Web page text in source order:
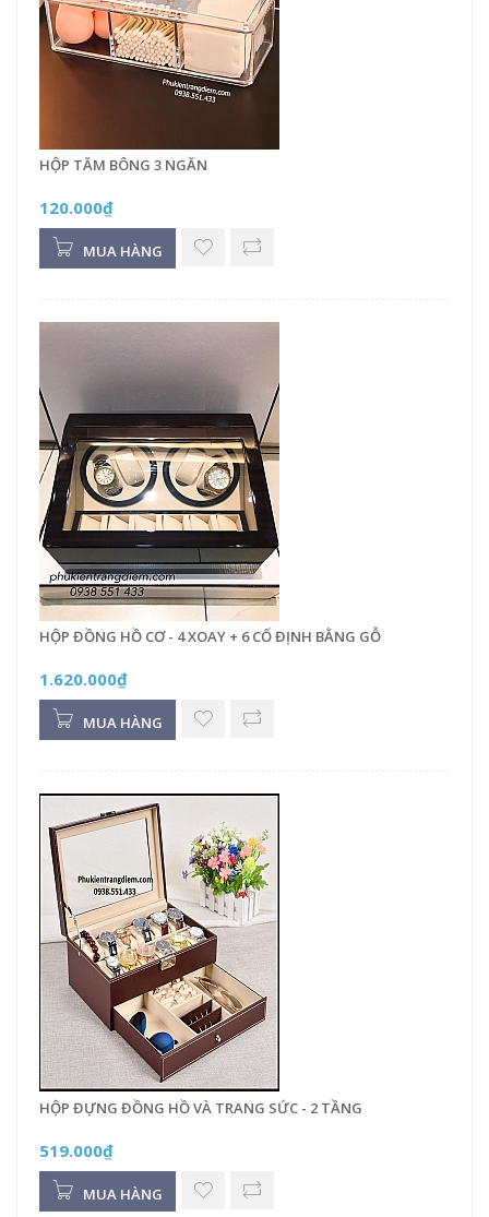
HỘP TĂM BÔNG 3 NGĂN
120.000₫
MUA HÀNG
HỘP ĐỒNG HỒ CƠ - 4 XOAY + 6 CỐ ĐỊNH BẰNG GỖ
1.620.000₫
MUA HÀNG
HỘP ĐỰNG ĐỒNG HỒ VÀ TRANG SỨC - 2 TẦNG
519.000₫
MUA HÀNG